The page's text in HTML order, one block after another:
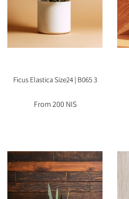
3 Ficus Elastica Size24 | B065
From 200 NIS